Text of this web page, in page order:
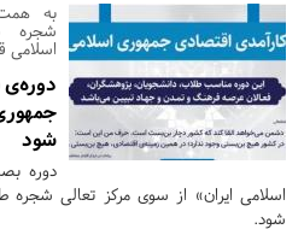
به
شجره
اسلامی
دوره‌ی
شود
دوره
اسلامی ایران» از سوی مرکز تعالی شجره
شود.